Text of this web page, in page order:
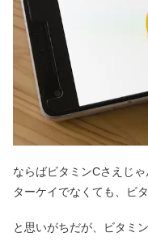
ならばビタミンCさえじ
ターケイでなくても、ビ
と思いがちだが、ビタミ